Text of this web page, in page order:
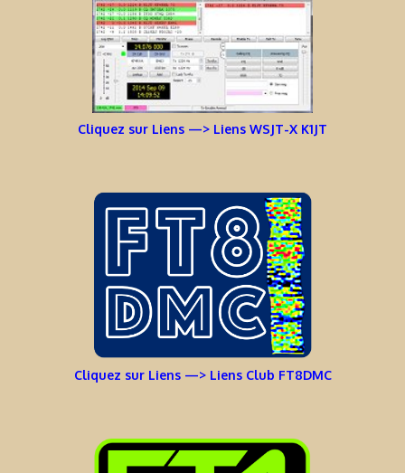
Cliquez sur Liens —> Liens WSJT-X K1JT
Cliquez sur Liens —> Liens Club FT8DMC